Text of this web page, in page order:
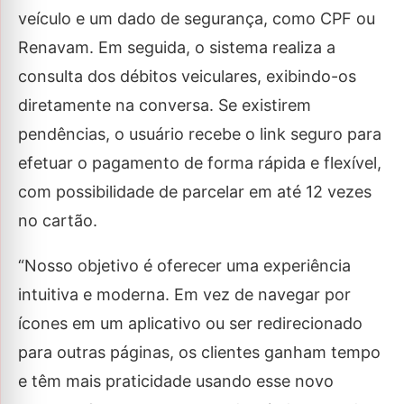
veículo e um dado de segurança, como CPF ou
Renavam. Em seguida, o sistema realiza a
consulta dos débitos veiculares, exibindo-os
diretamente na conversa. Se existirem
pendências, o usuário recebe o link seguro para
efetuar o pagamento de forma rápida e flexível,
com possibilidade de parcelar em até 12 vezes
no cartão.
“Nosso objetivo é oferecer uma experiência
intuitiva e moderna. Em vez de navegar por
ícones em um aplicativo ou ser redirecionado
para outras páginas, os clientes ganham tempo
e têm mais praticidade usando esse novo